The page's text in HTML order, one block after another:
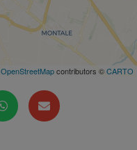
OpenStreetMapcontributors ©CARTO